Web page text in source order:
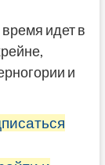
идет в
и